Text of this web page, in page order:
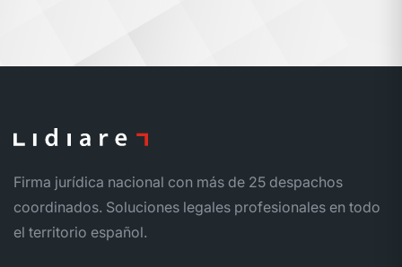
Firma jurídica nacional con más de 25 despachos
coordinados. Soluciones legales profesionales en todo
el territorio español.